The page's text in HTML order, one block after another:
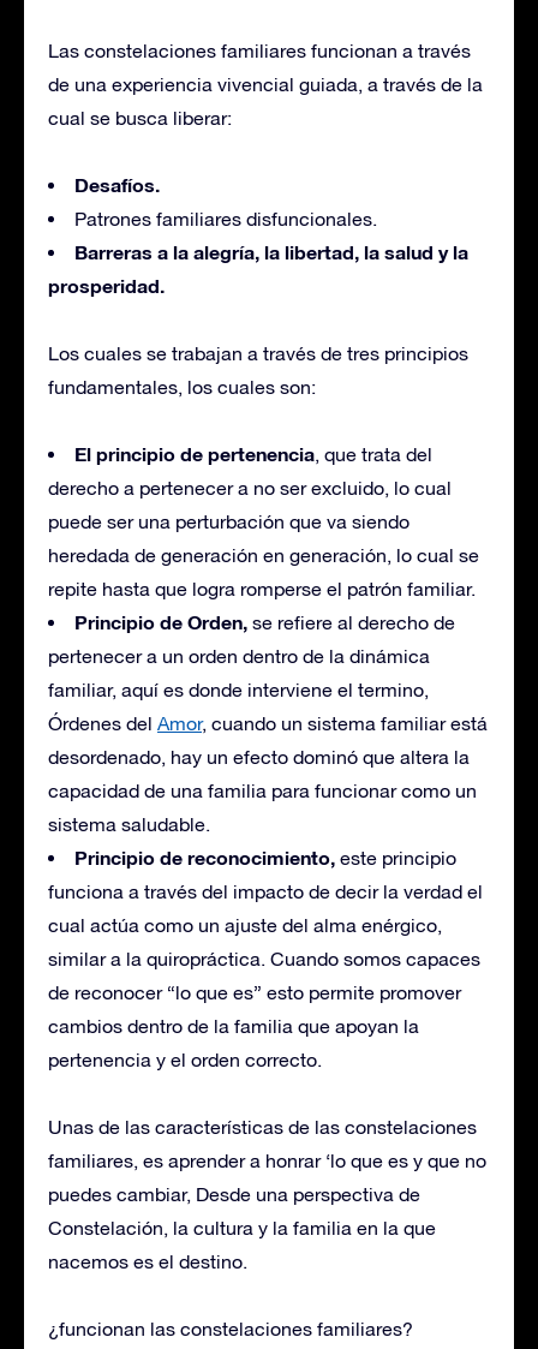
Las constelaciones familiares funcionan a través
de una experiencia vivencial guiada, a través de la
cual se busca liberar:
Desafíos.
Patrones familiares disfuncionales.
Barreras a la alegría, la libertad, la salud y la
prosperidad.
Los cuales se trabajan a través de tres principios
fundamentales, los cuales son:
El principio de pertenencia, que trata del
derecho a pertenecer a no ser excluido, lo cual
puede ser una perturbación que va siendo
heredada de generación en generación, lo cual se
repite hasta que logra romperse el patrón familiar.
Principio de Orden, se refiere al derecho de
pertenecer a un orden dentro de la dinámica
familiar, aquí es donde interviene el termino,
Órdenes del Amor, cuando un sistema familiar está
desordenado, hay un efecto dominó que altera la
capacidad de una familia para funcionar como un
sistema saludable.
Principio de reconocimiento, este principio
funciona a través del impacto de decir la verdad el
cual actúa como un ajuste del alma enérgico,
similar a la quiropráctica. Cuando somos capaces
de reconocer “lo que es” esto permite promover
cambios dentro de la familia que apoyan la
pertenencia y el orden correcto.
Unas de las características de las constelaciones
familiares, es aprender a honrar ‘lo que es y que no
puedes cambiar, Desde una perspectiva de
Constelación, la cultura y la familia en la que
nacemos es el destino.
¿funcionan las constelaciones familiares?